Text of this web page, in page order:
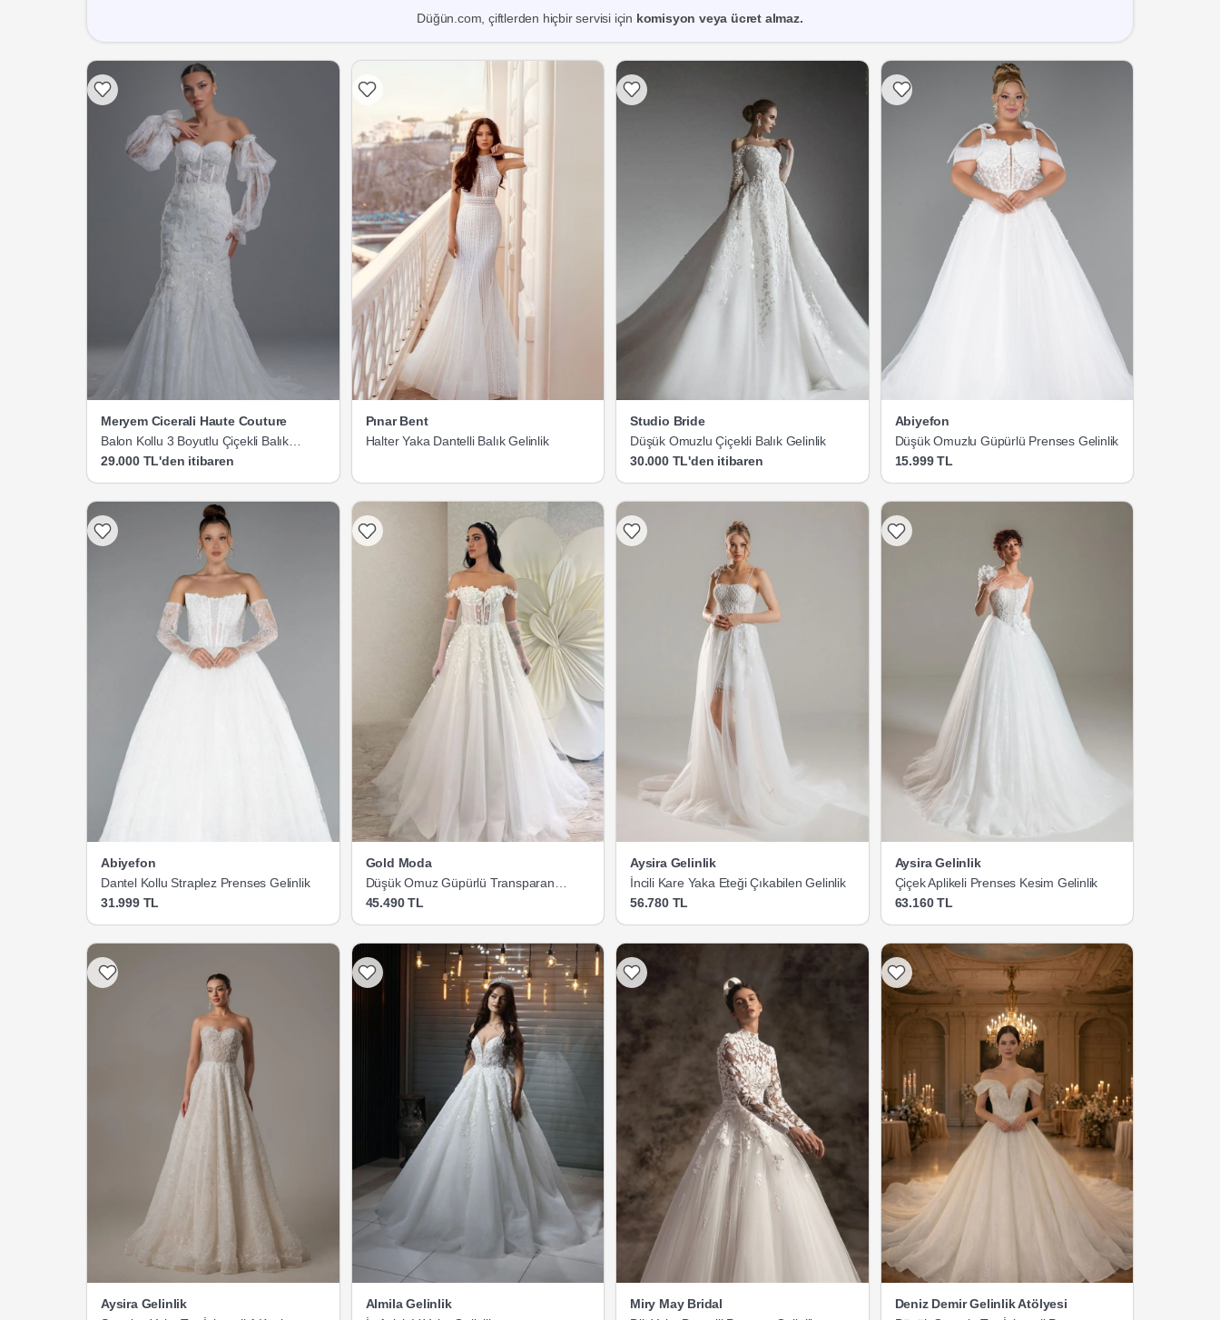
Düğün.com, çiftlerden hiçbir servisi için komisyon veya ücret almaz.
Meryem Cicerali Haute Couture
Balon Kollu 3 Boyutlu Çiçekli Balık
Gelinlik
29.000 TL'den itibaren
Pınar Bent
Halter Yaka Dantelli Balık Gelinlik
Studio Bride
Düşük Omuzlu Çiçekli Balık Gelinlik
30.000 TL'den itibaren
Listeme Ekle
Abiyefon
Düşük Omuzlu Güpürlü Prenses Gelinlik
15.999 TL
Abiyefon
Dantel Kollu Straplez Prenses Gelinlik
31.999 TL
Gold Moda
Düşük Omuz Güpürlü Transparan
Gelinlik
45.490 TL
Aysira Gelinlik
İncili Kare Yaka Eteği Çıkabilen Gelinlik
56.780 TL
Aysira Gelinlik
Çiçek Aplikeli Prenses Kesim Gelinlik
63.160 TL
Listeme Ekle
Aysira Gelinlik
Almila Gelinlik
Miry May Bridal
Deniz Demir Gelinlik Atölyesi